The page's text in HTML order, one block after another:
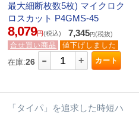
最大細断枚数5枚) マイクロク
ロスカット P4GMS-45
8,079円(税込) 7,345円(税抜)
合せ買い商品 値下げしました
在庫:26 - + カート
「タイパ」を追求した時短ハ